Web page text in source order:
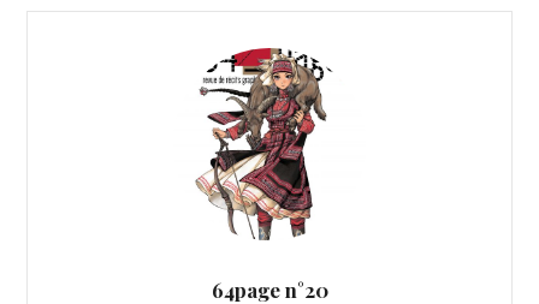
64page n°20